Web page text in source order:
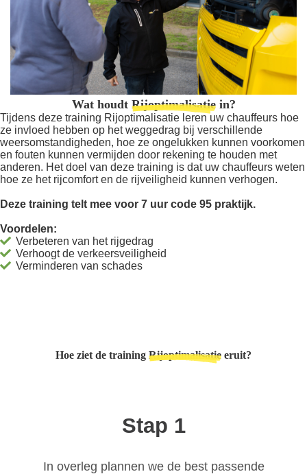
Wat houdt Rijoptimalisatiein?
Tijdens deze training Rijoptimalisatie leren uw chauffeurs hoe
ze invloed hebben op het weggedrag bij verschillende
weersomstandigheden, hoe ze ongelukken kunnen voorkomen
en fouten kunnen vermijden door rekening te houden met
anderen. Het doel van deze training is dat uw chauffeurs weten
hoe ze het rijcomfort en de rijveiligheid kunnen verhogen.
Deze training telt mee voor 7 uur code 95 praktijk.
Voordelen:
Verbeteren van het rijgedrag
Verhoogt de verkeersveiligheid
Verminderen van schades
Hoe ziet de training Rijoptimalisatie eruit?
Stap 1
In overleg plannen we de best passende